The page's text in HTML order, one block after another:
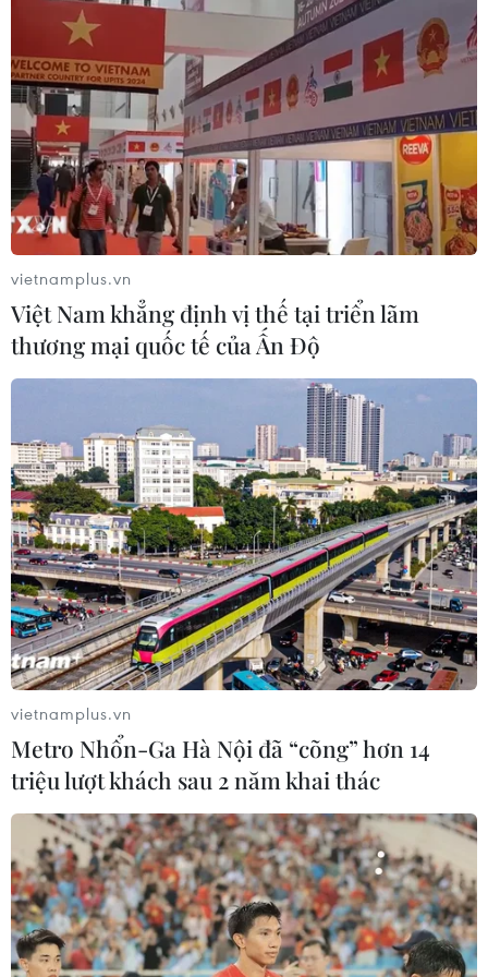
Quảng Nam: Chuyên gia Nhật Bản hỗ trợ
tu bổ di tích Chùa Cầu
26/03/2022 11:08
Tổ chức JICA của Nhật Bản cam kết hỗ trợ về mặt
chuyên môn kỹ thuật và kinh nghiệm cho chính quyền
và nhân dân thành phố Hội An trùng tu, khôi phục Chùa
Cầu.
vietnamplus.vn
Việt Nam khẳng định vị thế tại triển lãm
thương mại quốc tế của Ấn Độ
vietnamplus.vn
Metro Nhổn-Ga Hà Nội đã “cõng” hơn 14
triệu lượt khách sau 2 năm khai thác